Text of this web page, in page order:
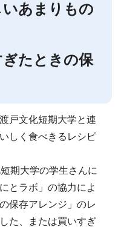
あまりもの
ぎたときの保
戸文化短期大学と連
しく食べきるレシピ
期大学の学生さんに
とラボ」の協力によ
保存アレンジ」のレ
た、または買いすぎ